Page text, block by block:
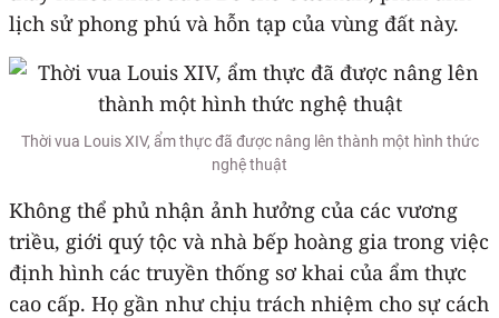
lịch sử phong phú và hỗn tạp của vùng đất này.
Thời vua Louis XIV, ẩm thực đã được nâng lên thành một hình thức
nghệ thuật
Không thể phủ nhận ảnh hưởng của các vương
triều, giới quý tộc và nhà bếp hoàng gia trong việc
định hình các truyền thống sơ khai của ẩm thực
cao cấp. Họ gần như chịu trách nhiệm cho sự cách